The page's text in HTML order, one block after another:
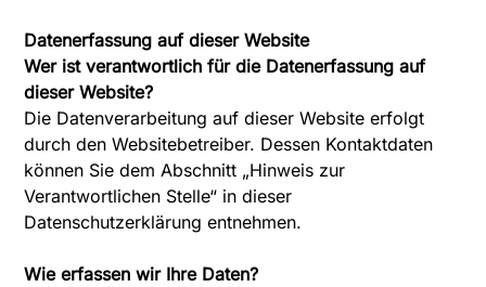
Datenerfassung auf dieser Website
Wer ist verantwortlich für die Datenerfassung auf
dieser Website?
Die Datenverarbeitung auf dieser Website erfolgt
durch den Websitebetreiber. Dessen Kontaktdaten
können Sie dem Abschnitt „Hinweis zur
Verantwortlichen Stelle“ in dieser
Datenschutzerklärung entnehmen.
Wie erfassen wir Ihre Daten?